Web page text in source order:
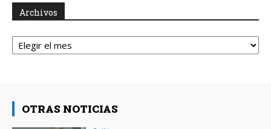
Archivos
Archivos
OTRAS NOTICIAS